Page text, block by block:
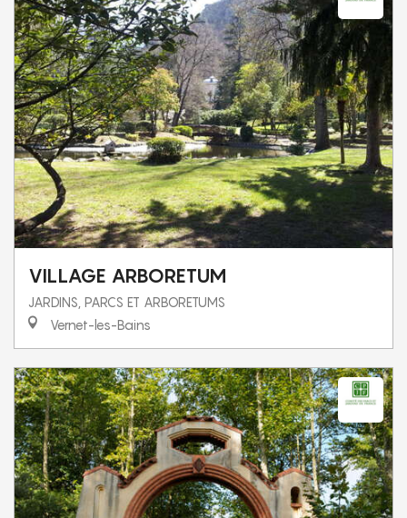
VILLAGE ARBORETUM
JARDINS, PARCS ET ARBORETUMS
Vernet-les-Bains